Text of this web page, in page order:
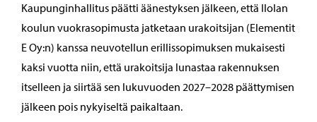
Kaupunginhallitus päätti äänestyksen jälkeen, että Ilolan
koulun vuokrasopimusta jatketaan urakoitsijan (Elementit
E Oy:n) kanssa neuvotellun erillissopimuksen mukaisesti
kaksi vuotta niin, että urakoitsija lunastaa rakennuksen
itselleen ja siirtää sen lukuvuoden 2027–2028 päättymisen
jälkeen pois nykyiseltä paikaltaan.